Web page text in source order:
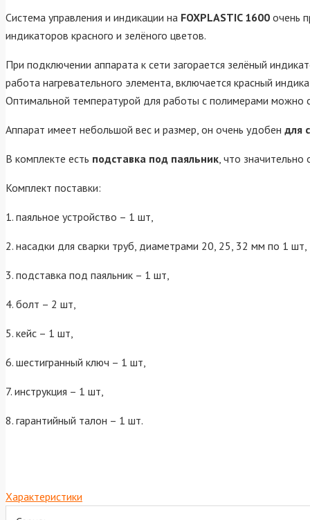
Система управления и индикации на FOXPLASTIC 1600 очень
индикаторов красного и зелёного цветов.
При подключении аппарата к сети загорается зелёный
работа нагревательного элемента, включается красный
Оптимальной температурой для работы с полимерами можно
Аппарат имеет небольшой вес и размер, он очень удобен для
В комплекте есть подставка под паяльник, что значительно
Комплект поставки:
1. паяльное устройство – 1 шт,
2. насадки для сварки труб, диаметрами 20, 25, 32 мм по 1 шт,
3. подставка под паяльник – 1 шт,
4. болт – 2 шт,
5. кейс – 1 шт,
6. шестигранный ключ – 1 шт,
7. инструкция – 1 шт,
8. гарантийный талон – 1 шт.
Характеристики